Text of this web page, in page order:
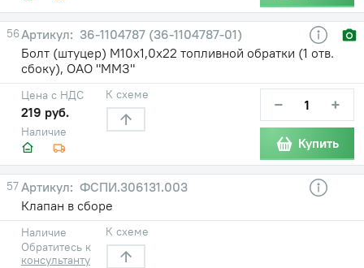
56
36-1104787 (36-1104787-01)
Болт (штуцер) М10х1,0х22 топливной обратки (1 отв.
сбоку), ОАО "ММЗ"
Наличие
Цена с НДС
219 руб.
К схеме − +
Купить
57
ФСПИ.306131.003
Клапан в сборе
Наличие
Обратитесь к
консультанту
К схеме